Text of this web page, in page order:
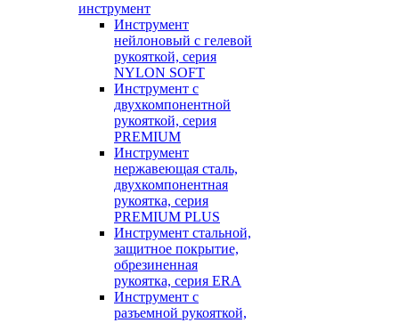
инструмент
Инструмент
нейлоновый с гелевой
рукояткой, серия
NYLON SOFT
Инструмент с
двухкомпонентной
рукояткой, серия
PREMIUM
Инструмент
нержавеющая сталь,
двухкомпонентная
рукоятка, серия
PREMIUM PLUS
Инструмент стальной,
защитное покрытие,
обрезиненная
рукоятка, серия ERA
Инструмент с
разъемной рукояткой,